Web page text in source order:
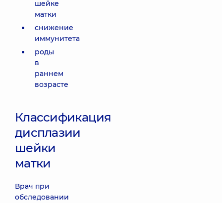
шейке
матки
снижение
иммунитета
роды
в
раннем
возрасте
Классификация
дисплазии
шейки
матки
Врач при
обследовании